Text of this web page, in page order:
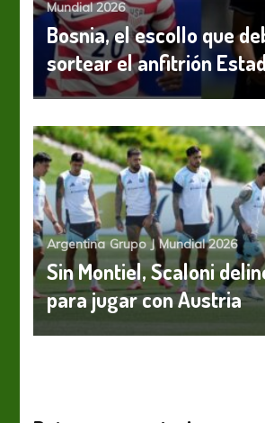
Mundial 2026
Bosnia, el escollo que
sortear el anfitrión
Argentina Grupo J Mundial 2026
Sin Montiel, Scaloni
para jugar con Austria